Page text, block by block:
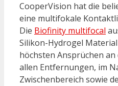
CooperVision hat die
eine multifokale
Die Biofinity multifocal
Silikon-Hydrogel
höchsten Ansprüchen
allen Entfernungen, im
Zwischenbereich sowie